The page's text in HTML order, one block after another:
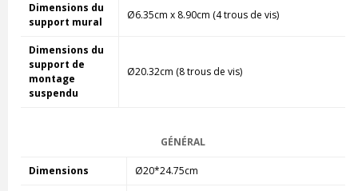
Dimensions du
support mural
Ø6.35cm x 8.90cm (4 trous de vis)
Dimensions du
support de
montage
suspendu
Ø20.32cm (8 trous de vis)
GÉNÉRAL
Dimensions Ø20*24.75cm